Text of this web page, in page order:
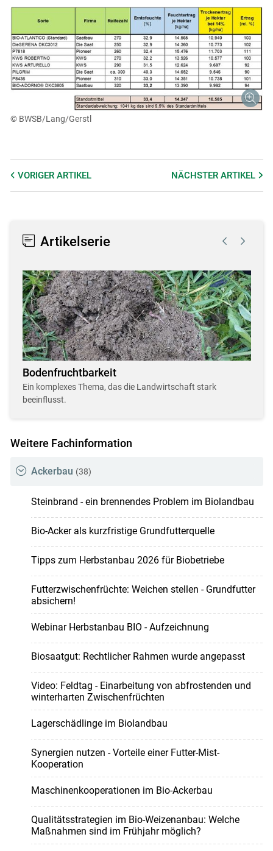
© BWSB/Lang/Gerstl
VORIGER ARTIKEL NÄCHSTERARTIKEL
Artikelserie
Bodenfruchtbarkeit
Ein komplexes Thema, das die Landwirtschaft stark
beeinflusst.
Weitere Fachinformation
Ackerbau (38)
Steinbrand - ein brennendes Problem im Biolandbau
Bio-Acker als kurzfristige Grundfutterquelle
Tipps zum Herbstanbau 2026 für Biobetriebe
Futterzwischenfrüchte: Weichen stellen - Grundfutter
absichern!
Webinar Herbstanbau BIO - Aufzeichnung
Biosaatgut: Rechtlicher Rahmen wurde angepasst
Video: Feldtag - Einarbeitung von abfrostenden und
winterharten Zwischenfrüchten
Lagerschädlinge im Biolandbau
Synergien nutzen - Vorteile einer Futter-Mist-
Kooperation
Maschinenkooperationen im Bio-Ackerbau
Qualitätsstrategien im Bio-Weizenanbau: Welche
Maßnahmen sind im Frühjahr möglich?